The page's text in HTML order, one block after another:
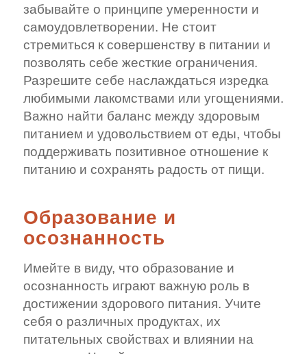
забывайте о принципе умеренности и
самоудовлетворении. Не стоит
стремиться к совершенству в питании и
позволять себе жесткие ограничения.
Разрешите себе наслаждаться изредка
любимыми лакомствами или угощениями.
Важно найти баланс между здоровым
питанием и удовольствием от еды, чтобы
поддерживать позитивное отношение к
питанию и сохранять радость от пищи.
Образование и
осознанность
Имейте в виду, что образование и
осознанность играют важную роль в
достижении здорового питания. Учите
себя о различных продуктах, их
питательных свойствах и влиянии на